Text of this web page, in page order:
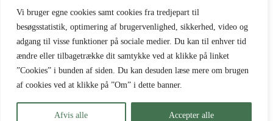
Vi bruger egne cookies samt cookies fra tredjepart til
besøgsstatistik, optimering af brugervenlighed, sikkerhed, video og
adgang til visse funktioner på sociale medier. Du kan til enhver tid
ændre eller tilbagetrække dit samtykke ved at klikke på linket
”Cookies” i bunden af siden. Du kan desuden læse mere om brugen
af cookies ved at klikke på ”Om” i dette banner.
Afvis alle Accepter alle